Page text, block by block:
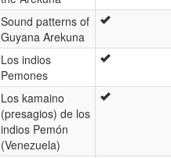
Sound patterns of
Guyana Arekuna
Los indios
Pemones
Los kamaino
(presagios) de los
indios Pemón
(Venezuela)